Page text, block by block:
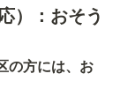
）：おそう
の方には、お